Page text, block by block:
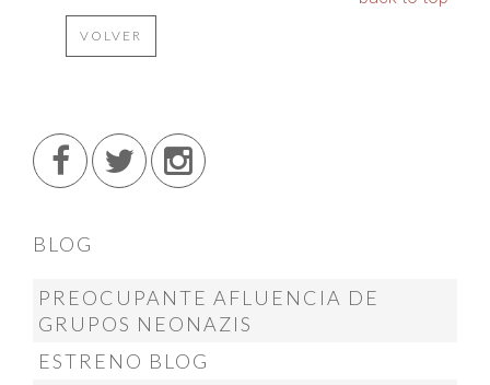
VOLVER
BLOG
PREOCUPANTE AFLUENCIA DE
GRUPOS NEONAZIS
ESTRENO BLOG